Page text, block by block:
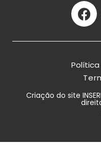
Criação do site